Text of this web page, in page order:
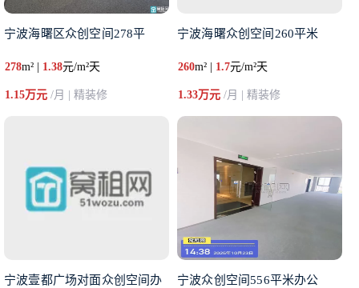
宁波海曙区众创空间278平
278m² | 1.38元/m²天
1.15万元 /月 | 精装修
宁波海曙众创空间260平米
260m² | 1.7元/m²天
1.33万元/月 | 精装修
宁波壹都广场对面众创空间办 宁波众创空间556平米办公